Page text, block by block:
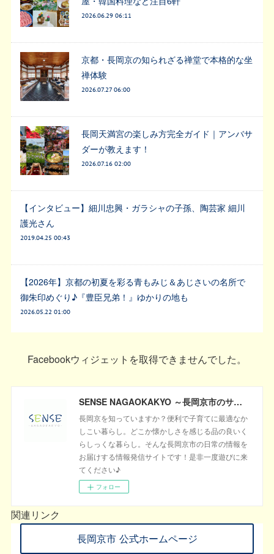
2026.06.29 06:11
京都・長岡京の知られざる禅堂で本格的な坐
禅体験
2026.07.27 06:00
長岡天満宮の楽しみ方完全ガイド｜アンバサ
ダーが教えます！
2026.07.16 02:00
【インタビュー】細川忠興・ガラシャの子孫、陶芸家 細川
護光さん
2019.04.25 00:43
【2026年】京都の初夏を彩る青もみじ＆あじさいの名所で
御朱印めぐり♪『豊臣兄弟！』ゆかりの地も
2026.05.22 01:00
Facebookウィジェットを取得できませんでした。
SENSE NAGAOKAKYO ～長岡京市のサブサイト～
長岡京を知っていますか？便利で子育てに最適なか
しこい暮らし。どこか懐かしさを感じる品の良いく
らしっくな暮らし。そんな長岡京市の日常の情報を
お届けする情報発信サイトです！是非一度遊びに来
てください♪
フォロー
関連リンク
長岡京市 公式ホームページ